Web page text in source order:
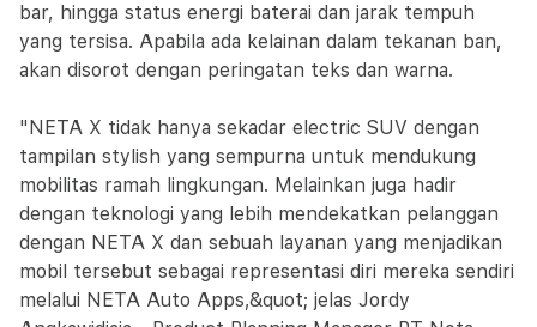
bar, hingga status energi baterai dan jarak tempuh
yang tersisa. Apabila ada kelainan dalam tekanan ban,
akan disorot dengan peringatan teks dan warna.
"NETA X tidak hanya sekadar electric SUV dengan
tampilan stylish yang sempurna untuk mendukung
mobilitas ramah lingkungan. Melainkan juga hadir
dengan teknologi yang lebih mendekatkan pelanggan
dengan NETA X dan sebuah layanan yang menjadikan
mobil tersebut sebagai representasi diri mereka sendiri
melalui NETA Auto Apps,&quot; jelas Jordy